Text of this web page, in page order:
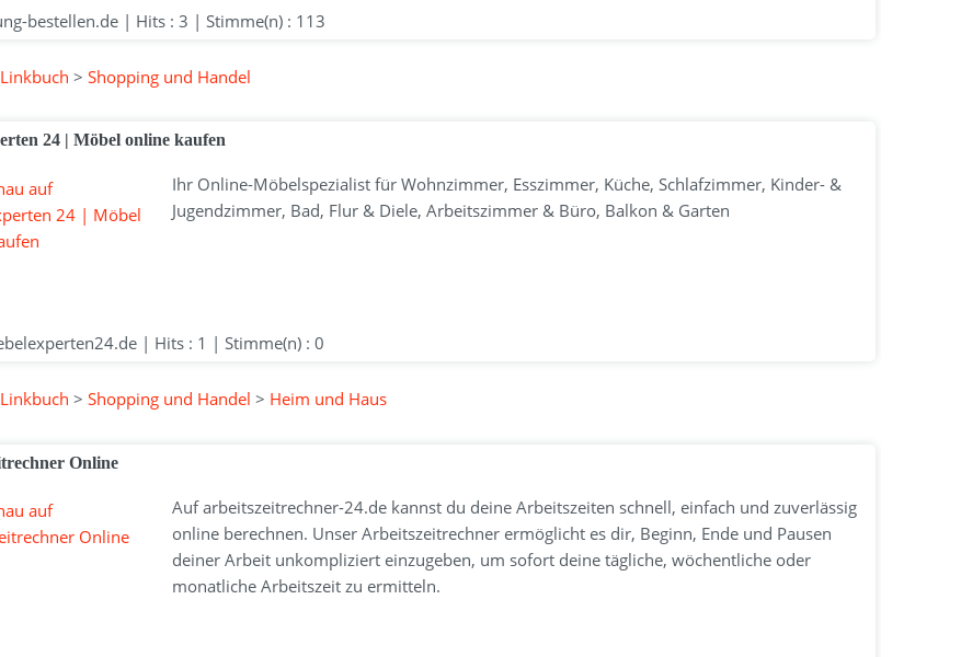
bestellen.de | Hits : 3 | Stimme(n) : 113
Linkbuch >Shopping und Handel
24 | Möbel online kaufen
Ihr Online-Möbelspezialist für Wohnzimmer, Esszimmer, Küche, Schlafzimmer, Kinder- &
Jugendzimmer, Bad, Flur & Diele, Arbeitszimmer & Büro, Balkon & Garten
| Hits : 1 | Stimme(n) : 0
Linkbuch >Shopping und Handel > Heim und Haus
Online
Auf arbeitszeitrechner-24.de kannst du deine Arbeitszeiten schnell, einfach und zuverlässig
online berechnen. Unser Arbeitszeitrechner ermöglicht es dir, Beginn, Ende und Pausen
deiner Arbeit unkompliziert einzugeben, um sofort deine tägliche, wöchentliche oder
monatliche Arbeitszeit zu ermitteln.